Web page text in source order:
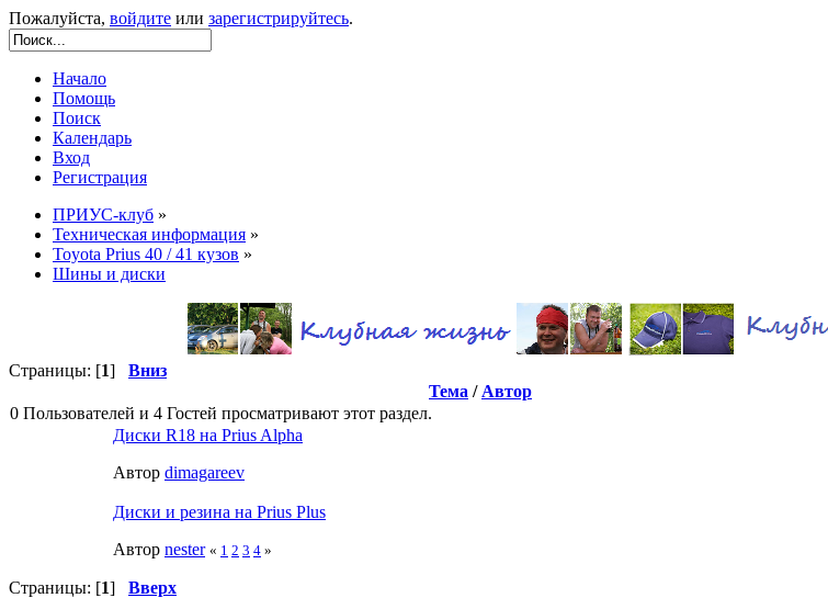
Пожалуйста, войдите или зарегистрируйтесь.
Начало
Помощь
Поиск
Календарь
Вход
Регистрация
ПРИУС-клуб »
Техническая информация »
Toyota Prius 40 / 41 кузов »
Шины и диски
Страницы: [1] Вниз
Тема / Автор
0 Пользователей и 4 Гостей просматривают этот раздел.
Диски R18 на Prius Alpha
Автор dimagareev
Диски и резина на Prius Plus
Автор nester « 1 2 3 4 »
Страницы: [1] Вверх